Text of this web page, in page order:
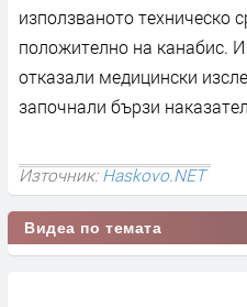
използваното техническо
положително на канабис.
отказали медицински
започнали бързи
Източник:Haskovo.NET
Видеа по темата